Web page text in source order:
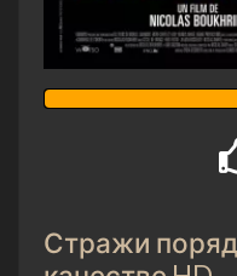
Стражи